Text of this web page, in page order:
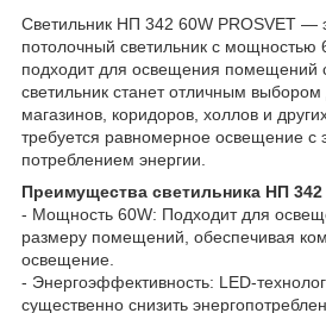
Светильник НП 342 60W PROSVET —
потолочный светильник с мощностью
подходит для освещения помещений
светильник станет отличным
магазинов, коридоров, холлов и
требуется равномерное освещение с
потреблением энергии.
Преимущества светильника НП 342
- Мощность 60W: Подходит для
размеру помещений, обеспечивая
освещение.
- Энергоэффективность: LED-
существенно снизить